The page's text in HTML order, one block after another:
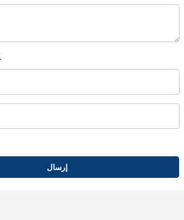
أريد ردًا على رأيي.
إرسال